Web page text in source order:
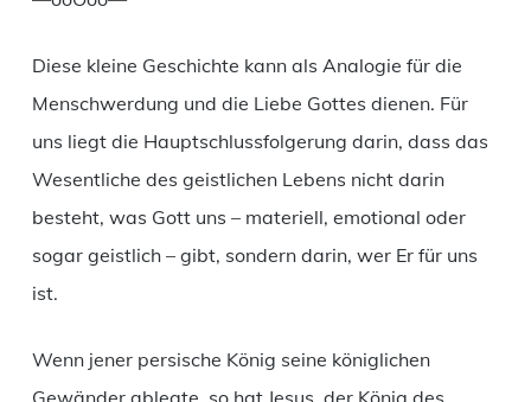
Diese kleine Geschichte kann als Analogie für die
Menschwerdung und die Liebe Gottes dienen. Für
uns liegt die Hauptschlussfolgerung darin, dass das
Wesentliche des geistlichen Lebens nicht darin
besteht, was Gott uns – materiell, emotional oder
sogar geistlich – gibt, sondern darin, wer Er für uns
ist.
Wenn jener persische König seine königlichen